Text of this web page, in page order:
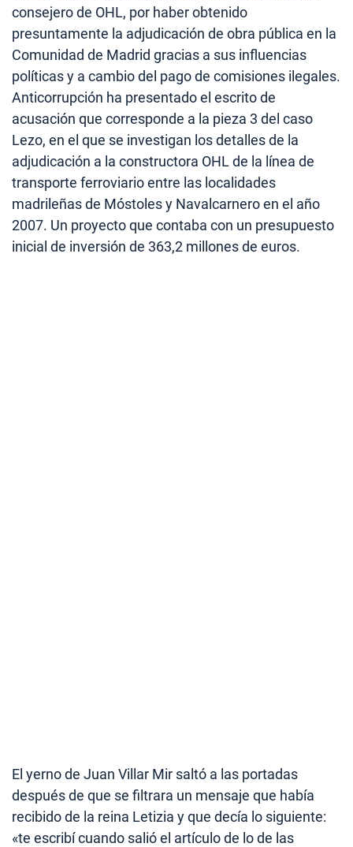
consejero de OHL, por haber obtenido
presuntamente la adjudicación de obra pública en la
Comunidad de Madrid gracias a sus influencias
políticas y a cambio del pago de comisiones ilegales.
Anticorrupción ha presentado el escrito de
acusación que corresponde a la pieza 3 del caso
Lezo, en el que se investigan los detalles de la
adjudicación a la constructora OHL de la línea de
transporte ferroviario entre las localidades
madrileñas de Móstoles y Navalcarnero en el año
2007. Un proyecto que contaba con un presupuesto
inicial de inversión de 363,2 millones de euros.
El yerno de Juan Villar Mir saltó a las portadas
después de que se filtrara un mensaje que había
recibido de la reina Letizia y que decía lo siguiente:
«te escribí cuando salió el artículo de lo de las